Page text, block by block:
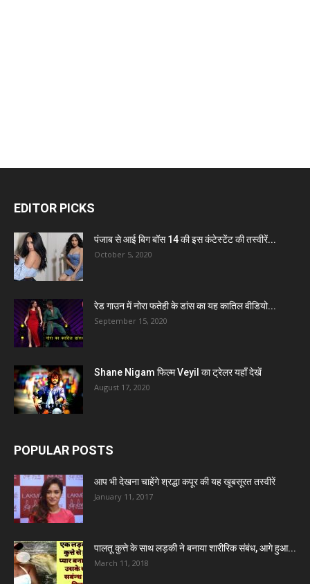
EDITOR PICKS
पंजाब से आई बिग बॉस 14 की इस कंटेस्टेंट की तस्वीरें...
October 5, 2020
रेड गाउन में नोरा फतेही के डांस का यह कातिल वीडियो...
September 15, 2020
Shane Nigam फिल्म Veyil का ट्रेलर यहाँ देखें
August 17, 2020
POPULAR POSTS
आप भी देखना चाहेंगे श्रद्धा कपूर की यह खूबसूरत तस्वीरें
January 11, 2017
पालतू कुत्ते के साथ लड़की ने बनाया शारीरिक संबंध, आगे हुआ...
March 11, 2018